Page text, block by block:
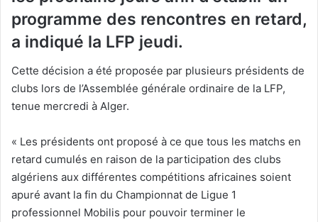
programme des rencontres en retard,
a indiqué la LFP jeudi.
Cette décision a été proposée par plusieurs présidents de
clubs lors de l’Assemblée générale ordinaire de la LFP,
tenue mercredi à Alger.
« Les présidents ont proposé à ce que tous les matchs en
retard cumulés en raison de la participation des clubs
algériens aux différentes compétitions africaines soient
apuré avant la fin du Championnat de Ligue 1
professionnel Mobilis pour pouvoir terminer le